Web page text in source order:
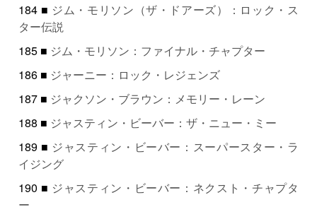
184 ■ ジム・モリソン（ザ・ドアーズ）：ロック・ス
ター伝説
185 ■ ジム・モリソン：ファイナル・チャプター
186 ■ ジャーニー：ロック・レジェンズ
187 ■ ジャクソン・ブラウン：メモリー・レーン
188 ■ ジャスティン・ビーバー：ザ・ニュー・ミー
189 ■ ジャスティン・ビーバー：スーパースター・ラ
イジング
190 ■ ジャスティン・ビーバー：ネクスト・チャプタ
ー